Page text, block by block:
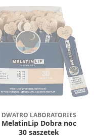
DWATRO LABORATORIES
MelatinLip Dobra noc
30 saszetek